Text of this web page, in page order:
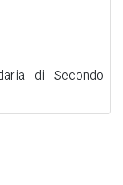
di Secondo